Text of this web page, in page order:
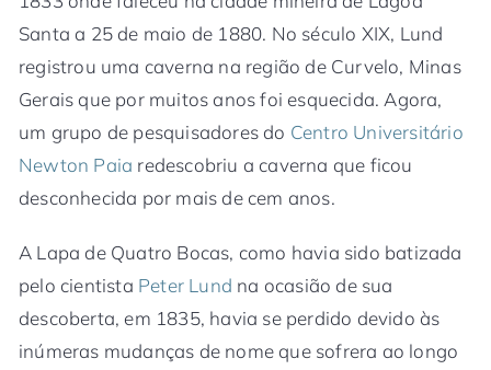
Santa a 25 de maio de 1880. No século XIX, Lund
registrou uma caverna na região de Curvelo, Minas
Gerais que por muitos anos foi esquecida. Agora,
um grupo de pesquisadores do Centro Universitário
Newton Paia redescobriu a caverna que ficou
desconhecida por mais de cem anos.
A Lapa de Quatro Bocas, como havia sido batizada
pelo cientista Peter Lund na ocasião de sua
descoberta, em 1835, havia se perdido devido às
inúmeras mudanças de nome que sofrera ao longo